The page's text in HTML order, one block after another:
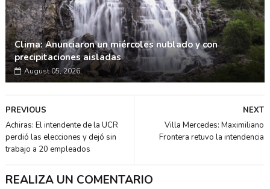
Clima: Anunciaron un miércoles nublado y con
precipitaciones aisladas
August 05, 2026
NEXT
Villa Mercedes: Maximiliano
Frontera retuvo la intendencia
PREVIOUS
Achiras: El intendente de la UCR
perdió las elecciones y dejó sin
trabajo a 20 empleados
REALIZA UN COMENTARIO